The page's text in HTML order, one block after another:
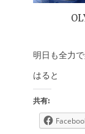
明日も全力
はると
共有: